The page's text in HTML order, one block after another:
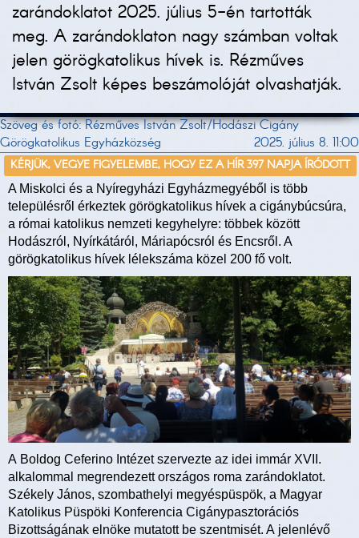
zarándoklatot 2025. július 5-én tartották
meg. A zarándoklaton nagy számban voltak
jelen görögkatolikus hívek is. Rézműves
István Zsolt képes beszámolóját olvashatják.
Szöveg és fotó: Rézműves István Zsolt/Hodászi Cigány
Görögkatolikus Egyházközség
2025. július 8. 11:00
KÉRJÜK, VEGYE FIGYELEMBE, HOGY EZ A HÍR 397 NAPJA ÍRÓDOTT
A Miskolci és a Nyíregyházi Egyházmegyéből is több
településről érkeztek görögkatolikus hívek a cigánybúcsúra,
a római katolikus nemzeti kegyhelyre: többek között
Hodászról, Nyírkátáról, Máriapócsról és Encsről. A
görögkatolikus hívek lélekszáma közel 200 fő volt.
A Boldog Ceferino Intézet szervezte az idei immár XVII.
alkalommal megrendezett országos roma zarándoklatot.
Székely János, szombathelyi megyéspüspök, a Magyar
Katolikus Püspöki Konferencia Cigánypasztorációs
Bizottságának elnöke mutatott be szentmisét. A jelenlévő